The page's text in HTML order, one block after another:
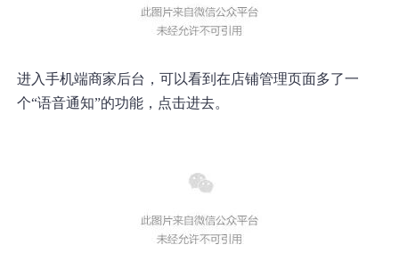
进入手机端商家后台，可以看到在店铺管理页面多了一
个“语音通知”的功能，点击进去。